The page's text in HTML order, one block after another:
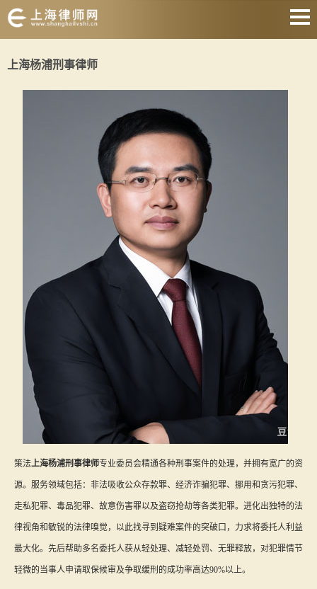
房产纠纷
合同纠纷
征地拆迁
劳动纠纷
关于我们
上海杨浦刑事律师
策法上海杨浦刑事律师专业委员会精通各种刑事案件的处理，并拥有宽广的资
源。服务领域包括：非法吸收公众存款罪、经济诈骗犯罪、挪用和贪污犯罪、
走私犯罪、毒品犯罪、故意伤害罪以及盗窃抢劫等各类犯罪。进化出独特的法
律视角和敏锐的法律嗅觉，以此找寻到疑难案件的突破口，力求将委托人利益
最大化。先后帮助多名委托人获从轻处理、减轻处罚、无罪释放，对犯罪情节
轻微的当事人申请取保候审及争取缓刑的成功率高达90%以上。